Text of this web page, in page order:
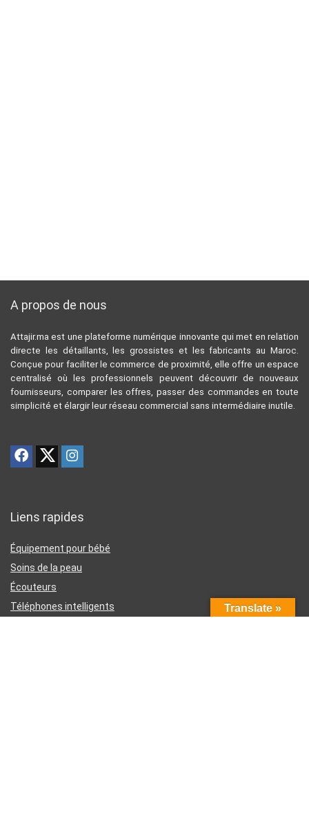
A propos de nous
Attajir.ma est une plateforme numérique innovante qui met en relation
directe les détaillants, les grossistes et les fabricants au Maroc.
Conçue pour faciliter le commerce de proximité, elle offre un espace
centralisé où les professionnels peuvent découvrir de nouveaux
fournisseurs, comparer les offres, passer des commandes en toute
simplicité et élargir leur réseau commercial sans intermédiaire inutile.
Liens rapides
Équipement pour bébé
Soins de la peau
Écouteurs
Téléphones intelligents
Translate »